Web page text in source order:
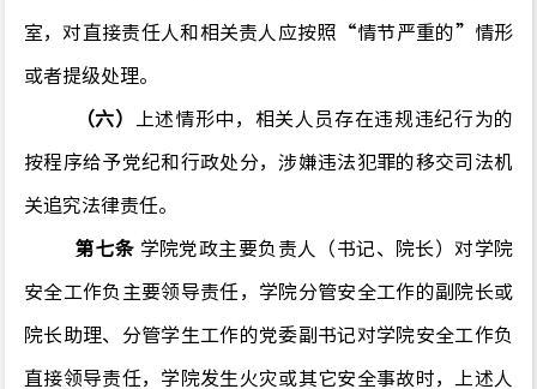
室，对直接责任人和相关责人应按照“情节严重的”情形
或者提级处理。
（六） 上述情形中，相关人员存在违规违纪行为的
按程序给予党纪和行政处分，涉嫌违法犯罪的移交司法机
关追究法律责任。
第七条 学院党政主要负责人（书记、院长）对学院
安全工作负主要领导责任，学院分管安全工作的副院长或
院长助理、分管学生工作的党委副书记对学院安全工作负
直接领导责任，学院发生火灾或其它安全事故时，上述人